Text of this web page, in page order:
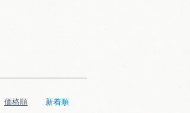
価格順 新着順